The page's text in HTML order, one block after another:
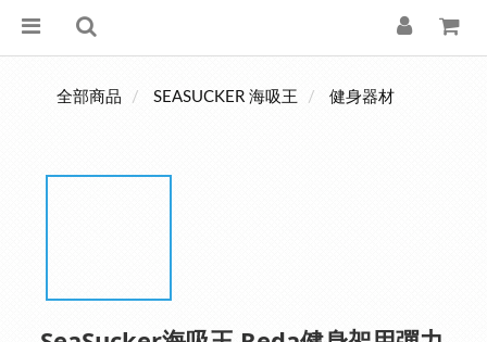
全部商品 SEASUCKER 海吸王 健身器材